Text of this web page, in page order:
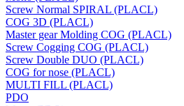
Screw Normal SPIRAL (PLACL)
COG 3D (PLACL)
Master gear Molding COG (PLACL)
Screw Cogging COG (PLACL)
Screw Double DUO (PLACL)
COG for nose (PLACL)
MULTI FILL (PLACL)
PDO